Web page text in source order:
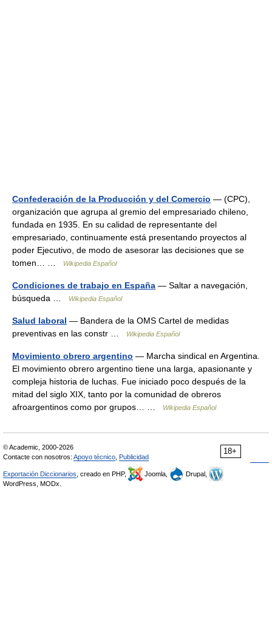
Confederación de la Producción y del Comercio — (CPC),
organización que agrupa al gremio del empresariado chileno,
fundada en 1935. En su calidad de representante del
empresariado, continuamente está presentando proyectos al
poder Ejecutivo, de modo de asesorar las decisiones que se
tomen… …
Wikipedia Español
Condiciones de trabajo en España — Saltar a navegación,
búsqueda …
Wikipedia Español
Salud laboral — Bandera de la OMS Cartel de medidas
preventivas en las constr …
Wikipedia Español
Movimiento obrero argentino — Marcha sindical en Argentina.
El movimiento obrero argentino tiene una larga, apasionante y
compleja historia de luchas. Fue iniciado poco después de la
mitad del siglo XIX, tanto por la comunidad de obreros
afroargentinos como por grupos… …
Wikipedia Español
18+
© Academic, 2000-2026
Contacte con nosotros: Apoyo técnico Publicidad
Exportación Diccionarios , creado en PHP, Joomla,
Drupal,
WordPress, MODx.